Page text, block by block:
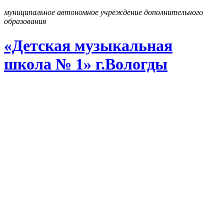
муниципальное автономное учреждение дополнительного
образования
«Детская музыкальная
школа № 1» г.Вологды